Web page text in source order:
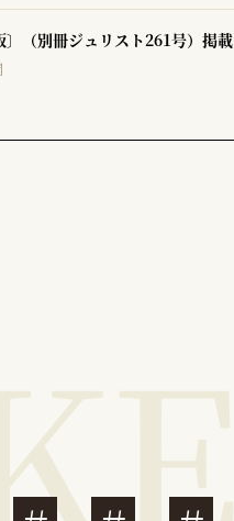
（別冊ジュリスト261号）掲載